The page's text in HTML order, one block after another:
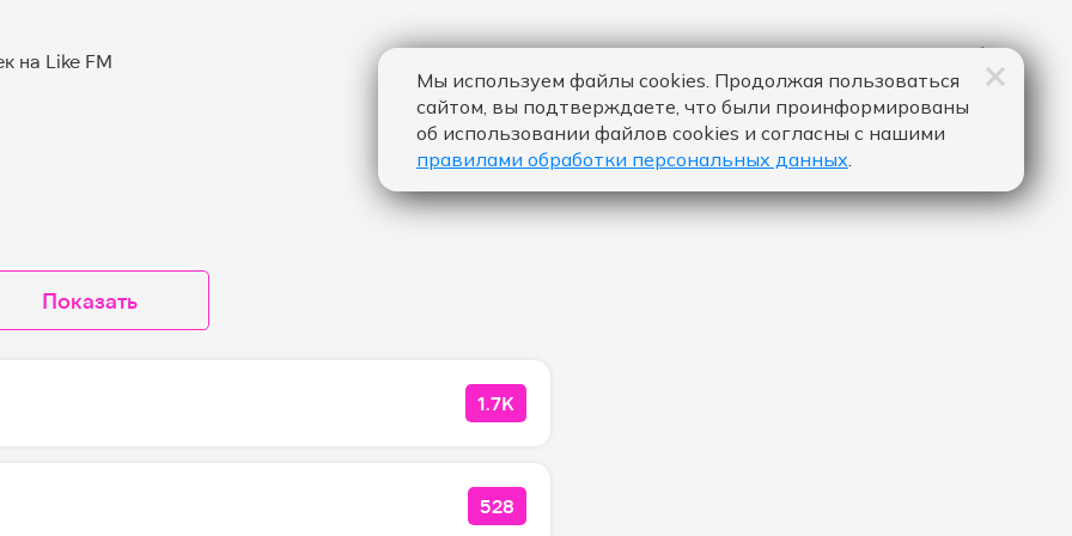
Показать
КОЛИЧЕСТВО ЛАЙКОВ ЗА "DON'T CLICK PLAY - AVA MAX":
1.7K
КОЛИЧЕСТВО ЛАЙКОВ ЗА "BROKEN HEART - BOGDAN
528
Мы используем файлы cookies. Продолжая пользоваться
сайтом, вы подтверждаете, что были проинформированы
об использовании файлов cookies и согласны с нашими
правилами обработки персональных данных.